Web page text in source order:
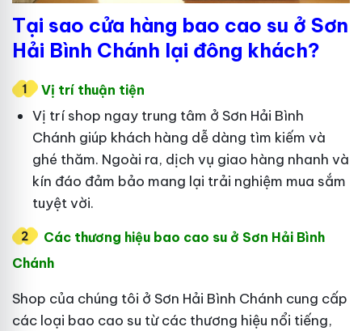
Tại sao cửa hàng bao cao su ở Sơn
Hải Bình Chánh lại đông khách?
Vị trí thuận tiện
Vị trí shop ngay trung tâm ở Sơn Hải Bình
Chánh giúp khách hàng dễ dàng tìm kiếm và
ghé thăm. Ngoài ra, dịch vụ giao hàng nhanh và
kín đáo đảm bảo mang lại trải nghiệm mua sắm
tuyệt vời.
Các thương hiệu bao cao su ở Sơn Hải Bình
Chánh
Shop của chúng tôi ở Sơn Hải Bình Chánh cung cấp
các loại bao cao su từ các thương hiệu nổi tiếng,